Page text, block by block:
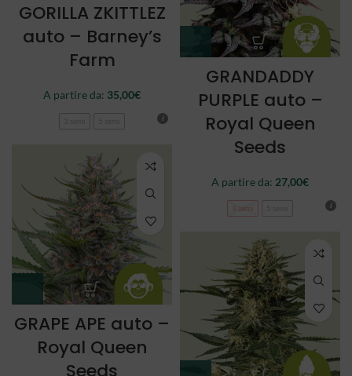
GORILLA ZKITTLEZ
auto – Barney’s
Farm
A partire da: 35,00€
GRANDADDY
PURPLE auto –
Royal Queen
Seeds
A partire da: 27,00€
3 semi
GRAPE APE auto –
Royal Queen
Seeds